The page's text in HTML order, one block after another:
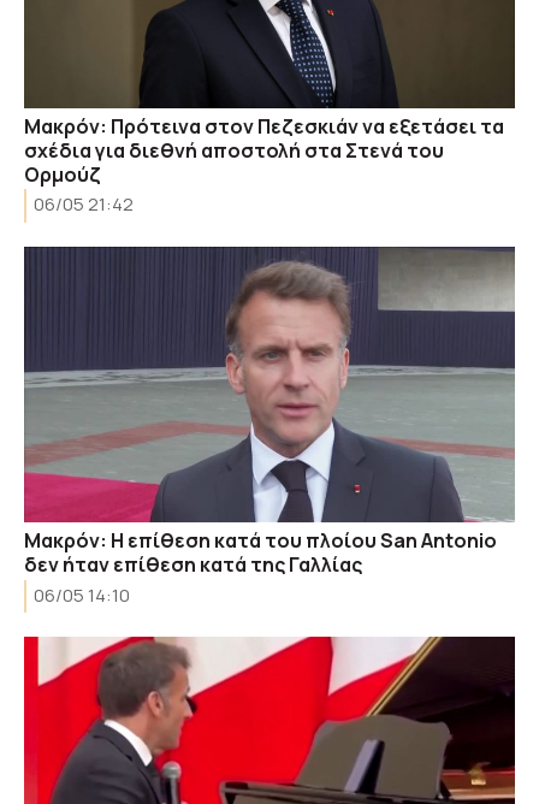
Μακρόν: Πρότεινα στον Πεζεσκιάν να εξετάσει τα
σχέδια για διεθνή αποστολή στα Στενά του
Ορμούζ
06/05 21:42
Μακρόν: Η επίθεση κατά του πλοίου San Antonio
δεν ήταν επίθεση κατά της Γαλλίας
06/05 14:10